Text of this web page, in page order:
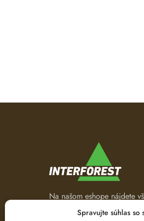
Spravujte súhlas so
Na našom eshope nájdete
les a záhradu. Od